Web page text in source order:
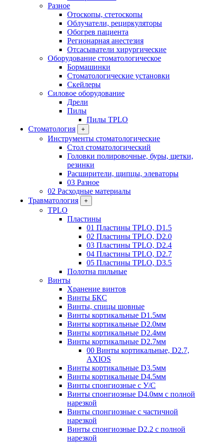
Разное
Отоскопы, стетоскопы
Облучатели, рециркуляторы
Обогрев пациента
Регионарная анестезия
Отсасыватели хирургические
Оборудование стоматологическое
Бормашинки
Стоматологические установки
Скейлеры
Силовое оборудование
Дрели
Пилы
Пилы TPLO
Стоматология
+
Инструменты стоматологические
Стол стоматологический
Головки полировочные, буры, щетки,
резинки
Расширители, щипцы, элеваторы
03 Разное
02 Расходные материалы
Травматология
+
TPLO
Пластины
01 Пластины TPLO, D1.5
02 Пластины TPLO, D2.0
03 Пластины TPLO, D2.4
04 Пластины TPLO, D2.7
05 Пластины TPLO, D3.5
Полотна пильные
Винты
Хранение винтов
Винты БКС
Винты, спицы шовные
Винты кортикальные D1.5мм
Винты кортикальные D2.0мм
Винты кортикальные D2.4мм
Винты кортикальные D2.7мм
00 Винты кортикальные, D2.7,
AXIOS
Винты кортикальные D3.5мм
Винты кортикальные D4.5мм
Винты спонгиозные с У/С
Винты спонгиозные D4.0мм с полной
нарезкой
Винты спонгиозные с частичной
нарезкой
Винты спонгиозные D2.2 с полной
нарезкой